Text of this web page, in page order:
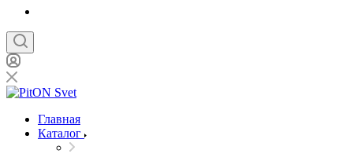
Главная
Каталог